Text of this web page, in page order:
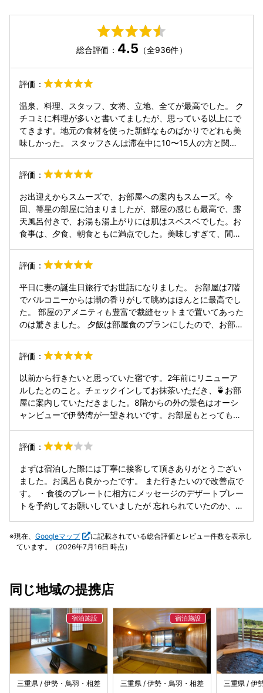
総合評価： 4.5 （全936件）
評価：
温泉、料理、スタッフ、女将、立地、全てが最高でした。 ク
チコミに料理が多いと書いてましたが、思っている以上にで
てきます。地元の食材を使った新鮮なものばかりでどれも美
味しかった。 スタッフさんは滞在中に10〜15人の方と関わ
んも食事の時や送迎の時に挨拶に来られプレゼントまで頂き
ありがとうございました。 スタッフさん、女将さん達の所作
がとても綺麗で接客、接遇は素晴らしいと思いました。 温泉
はサウナ、内湯1つ、露天風呂は3つに壺湯が3つ、うたせ湯
もあり充実してます。入りやすい温度のお風呂もあり、肌も
スベスベになります。 アメニティはポーラ製品(化粧水など)
がしっかり揃ってます。 食べ放題のお菓子、ソフトクリー
も揃ってます。部屋の冷蔵庫に無料の麒麟ビール等がありま
からは海辺に出ることができ、透明度の高い海を泳ぐ魚を見
ることもできます。(釣りも可)透明度が高いのでタイミング
が良ければ部屋から海に泳ぐ魚も見えます。 何か悪い点がな
かったか考えてましたが、振り返ってみると全てが最高でし
た。
評価：
お出迎えからスムーズで、お部屋への案内もスムーズ。今
回、箒星の部屋に泊まりましたが、部屋の感じも最高で、露
天風呂付きで、お湯も湯上がりには肌はスベスベでした。お
食事は、夕食、朝食ともに満点でした。美味しすぎて、間食
居さんにすると、女将の挨拶時、お気持ちプレゼントまで頂
き、それ以外の場面でもおもてなしがとになくいきわたって
いて、最高の時間になりました。友達にもお薦めもしたい
し、自分自身もまた来たいです。
評価：
平日に妻の誕生日旅行でお世話になりました。 お部屋は7階
でバルコニーからは潮の香りがして眺めはほんとに最高でし
た。 部屋のアメニティも豊富で裁縫セットまで置いてあった
のは驚きました。 夕飯は部屋食のプランにしたので、お部屋
残したものを食べたとはいえ大柄な僕でもお腹いっぱいにな
りました。 お料理はすべて美味しかったのですが、特にお野
菜の調理がすばらしく、どのお皿もとても美味しくて感動し
ました。 夕食時に女将さんが挨拶にいらして、チェックイン
時に妻の誕生日旅行だとお伝えしていたからか、入浴剤の誕
生日プレゼントまで頂いてそこまでしてくれる宿は今まで体
験したことがなかったので、ここまでサービスされて良いの
聞き、お腹いっぱいながらもお部屋に持ち帰って食べました
室で頂きました。 朝も品数がすごく多く、どれも美味しかっ
たです。また、お米が美味しすぎておひつのご飯をすべて食
べてしまいました。 お土産にゆで卵をいただきました。ゆで
卵は塩を付けて食べるシンプルなものでしたが、今まで食べ
たことが無いくらい黄身が甘くて美味しかったです。 ここの
お宿は終始落ち着いた静かな雰囲気でご飯がめちゃくちゃ美
味しいすごくいいところでした！ また伊勢に来る機会があっ
評価：
以前から行きたいと思っていた宿です。2年前にリニューア
ルしたとのこと。チェックインしてお抹茶いただき、🍵お部
屋に案内していただきました。8階からの外の景色はオーシ
ャンビューで伊勢湾が一望きれいです。お部屋もとってもき
あり、ゆっくり温泉三昧。その後夕食この季節しか食べれな
い。大きな大きな岩がきにびっくり。若い男性の中居さんと
っても丁寧に対応していただきました。お部屋良し👍温泉良
し👍従業員の対応よし👍お友達にお勧めし、先週行ってきた
ようです。喜んでいました。次回また予約したいと思いま
す。今度は岩牡蠣を二箇食べようかな。お世話になりまし
た。
評価：
まずは宿泊した際には丁寧に接客して頂きありがとうござい
ました。お風呂も良かったです。 また行きたいので改善点で
す。 ・食後のプレートに相方にメッセージのデザートプレー
トを予約してお願いしていましたが 忘れられていたのか、普
たら 後から持ってこられ変な空気になりました。 忘れられ
ていたことに対しては謝罪など無かったです。 ・帰宅してか
入ったベルトで大事な物と一目で分かるはずなのに、メール
し私が忘れていたのが旅館だと気づかずもう数日経っていた
ら処分されていたと思うと恐ろしいです。 その点に関しては
かなり不親切だなと思いました。 ・食事はかなり量が少なく
物足りませんでした もうすこし白ごはんのおかわりや味噌汁
のお代わりなど提案してくれると嬉しかったです。 ・宿泊前
に苦手な食べ物を伝える欄があったので伝えましたが、普通
現在、 Googleマップ
に記載されている総合評価とレビュー件数を表示し
ています。（2026年7月16日 時点）
同じ地域の提携店
三重県 / 伊勢・鳥羽・相差 三重県 / 伊勢・鳥羽・相差 三重県 / 伊